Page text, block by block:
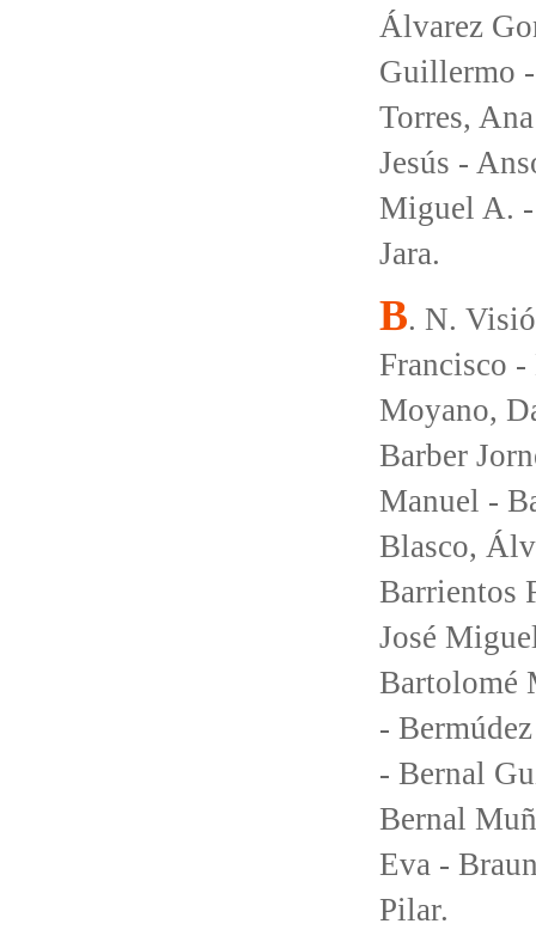
Álvarez
Guillermo
Torres,
Jesús -
Miguel A.
Jara.
B. N.
Francisco -
Moyano,
Barber
Manuel -
Blasco,
Barrientos
José
Bartolomé
-
- Bernal
Bernal
Eva -
Pilar.